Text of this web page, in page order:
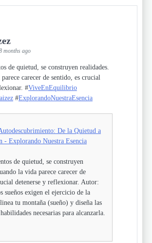
months ago
de quietud, se construyen realidades.
carecer de sentido, es crucial
#ViveEnEquilibrio
#ExplorandoNuestraEsencia
De la Quietud a
- Explorando Nuestra Esencia
de quietud, se construyen
la vida parece carecer de
detenerse y reflexionar. Autor:
sueños exigen el ejercicio de la
tu montaña (sueño) y diseña las
necesarias para alcanzarla.